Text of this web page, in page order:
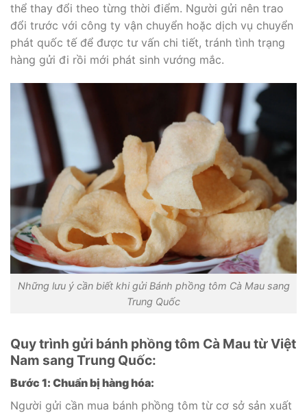
thể thay đổi theo từng thời điểm. Người gửi nên trao
đổi trước với công ty vận chuyển hoặc dịch vụ chuyển
phát quốc tế để được tư vấn chi tiết, tránh tình trạng
hàng gửi đi rồi mới phát sinh vướng mắc.
Những lưu ý cần biết khi gửi Bánh phồng tôm Cà Mau sang
Trung Quốc
Quy trình gửi bánh phồng tôm Cà Mau từ Việt
Nam sang Trung Quốc:
Bước 1: Chuẩn bị hàng hóa:
Người gửi cần mua bánh phồng tôm từ cơ sở sản xuất